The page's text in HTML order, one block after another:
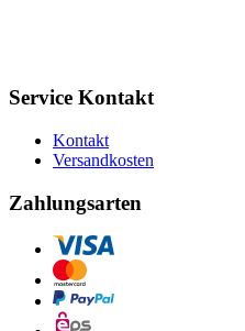
Service Kontakt
Kontakt
Versandkosten
Zahlungsarten